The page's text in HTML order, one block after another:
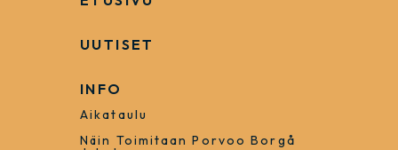
UUTISET
INFO
Aikataulu
Näin Toimitaan Porvoo Borgå